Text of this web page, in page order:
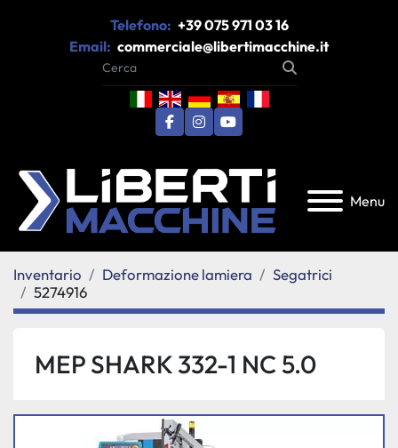
Telefono: +39 075 971 03 16
Email: commerciale@libertimacchine.it
facebook
instagram
youtube
Menu
Inventario Deformazione lamiera
Segatrici
5274916
MEP SHARK 332-1 NC 5.0